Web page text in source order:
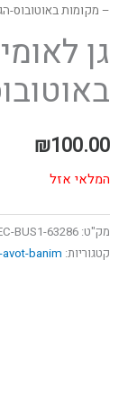
– מקומות באוטובוס-
גן
₪100.00
המלאי אזל
מק"ט: 63286-AVOT-BANIM-HAN-2025-DEC-BUS1
קטגוריות: banim